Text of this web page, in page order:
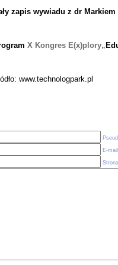
zapis wywiadu z dr
m XKongres E(x)plory„
www.technologpark.pl
E-